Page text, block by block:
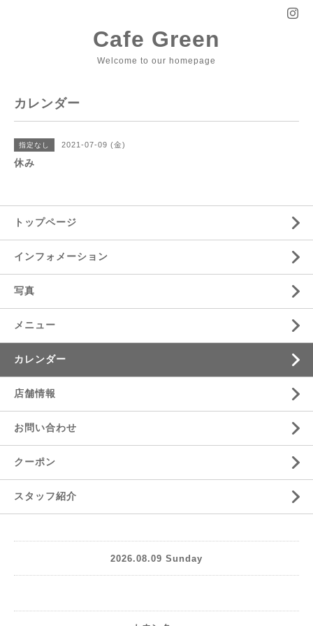
Cafe Green
Welcome to our homepage
カレンダー
指定なし 2021-07-09 (金)
休み
トップページ
インフォメーション
写真
メニュー
カレンダー
店舗情報
お問い合わせ
クーポン
スタッフ紹介
2026.08.09 Sunday